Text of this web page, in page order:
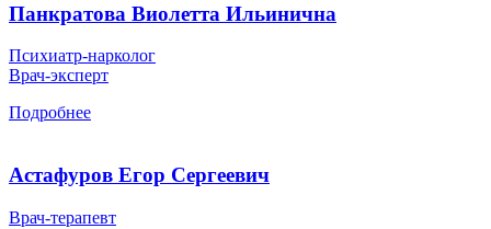
Панкратова Виолетта Ильинична
Психиатр-нарколог
Врач-эксперт
Подробнее
Астафуров Егор Сергеевич
Врач-терапевт